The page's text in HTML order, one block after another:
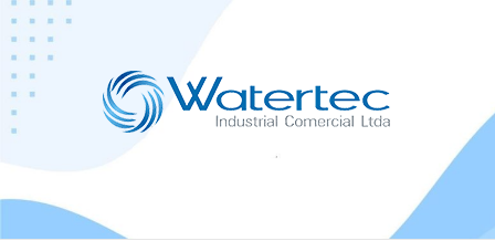
Pular
para
conteúdo